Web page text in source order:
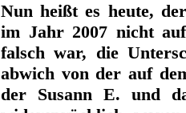
Nun heißt es heute,
im Jahr 2007 nicht
falsch war, die
abwich von der auf
der Susann E. und